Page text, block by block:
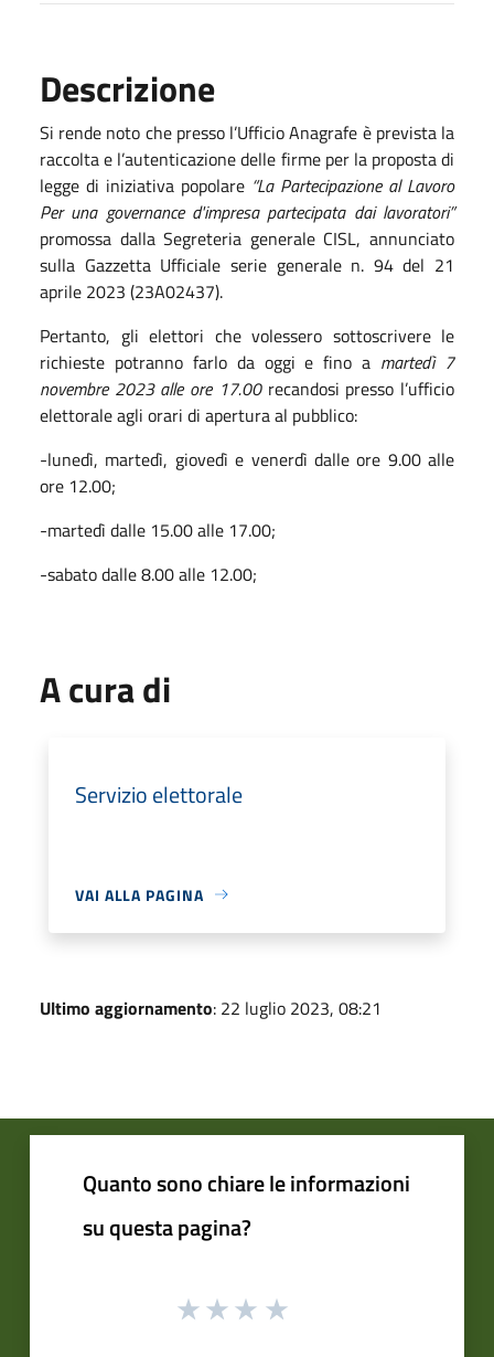
Descrizione
Si rende noto che presso l’Ufficio Anagrafe è prevista la
raccolta e l’autenticazione delle firme per la proposta di
legge di iniziativa popolare “La Partecipazione al Lavoro
Per una governance d'impresa partecipata dai lavoratori”
promossa dalla Segreteria generale CISL, annunciato
sulla Gazzetta Ufficiale serie generale n. 94 del 21
aprile 2023 (23A02437).
Pertanto, gli elettori che volessero sottoscrivere le
richieste potranno farlo da oggi e fino a martedì 7
novembre 2023 alle ore 17.00 recandosi presso l’ufficio
elettorale agli orari di apertura al pubblico:
-lunedì, martedì, giovedì e venerdì dalle ore 9.00 alle
ore 12.00;
-martedì dalle 15.00 alle 17.00;
-sabato dalle 8.00 alle 12.00;
A cura di
Servizio elettorale
VAI ALLA PAGINA
Ultimo aggiornamento: 22 luglio 2023, 08:21
Quanto sono chiare le informazioni
su questa pagina?